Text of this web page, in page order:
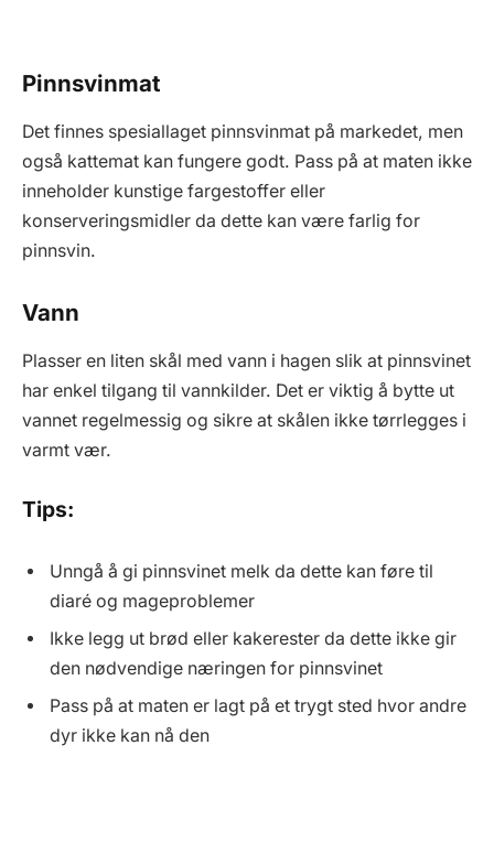
Pinnsvinmat
Det finnes spesiallaget pinnsvinmat på markedet, men
også kattemat kan fungere godt. Pass på at maten ikke
inneholder kunstige fargestoffer eller
konserveringsmidler da dette kan være farlig for
pinnsvin.
Vann
Plasser en liten skål med vann i hagen slik at pinnsvinet
har enkel tilgang til vannkilder. Det er viktig å bytte ut
vannet regelmessig og sikre at skålen ikke tørrlegges i
varmt vær.
Tips:
Unngå å gi pinnsvinet melk da dette kan føre til
diaré og mageproblemer
Ikke legg ut brød eller kakerester da dette ikke gir
den nødvendige næringen for pinnsvinet
Pass på at maten er lagt på et trygt sted hvor andre
dyr ikke kan nå den